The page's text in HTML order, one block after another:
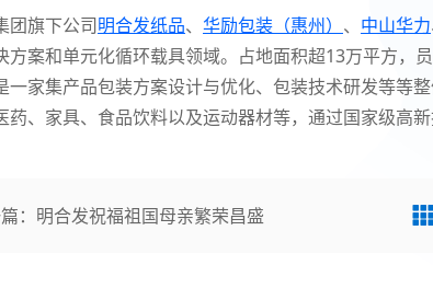
团旗下公司明合发纸品、 华励包装（惠州） 、 中山华力
方案和单元化循环载具领域。占地面积超13万平方，
一家集产品包装方案设计与优化、包装技术研发等等
药、家具、食品饮料以及运动器材等，通过国家级高
： 明合发祝福祖国母亲繁荣昌盛